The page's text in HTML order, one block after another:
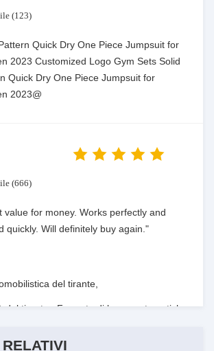
(123)
Quick Dry One Piece Jumpsuit for
2023 Customized Logo Gym Sets Solid
Quick Dry One Piece Jumpsuit for
2023@
(666)
value for money. Works perfectly and
quickly. Will definitely buy again."
del tirante
del tirante, Fermate di legno automatiche